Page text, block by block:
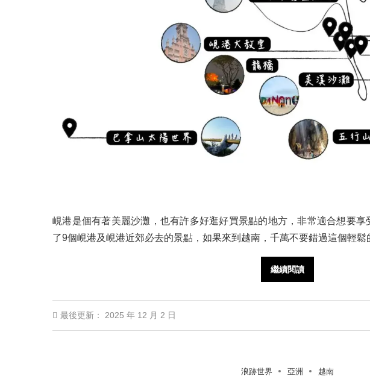
峴港是個有著美麗沙灘，也有許多好逛好買景點的地方，非常適合想要
了9個峴港及峴港近郊必去的景點，如果來到越南，千萬不要錯過這個輕鬆
繼續閱讀
最後更新： 2025 年 12 月 2 日
浪跡世界 亞洲 越南